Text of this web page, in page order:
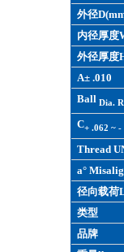
外径
内径厚度
外径厚度
A± .010
BallDia.
C+ .062 ~ -
Thread
a°
径向载荷
类型
品牌